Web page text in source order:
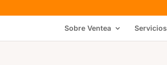
Sobre Ventea Servicios